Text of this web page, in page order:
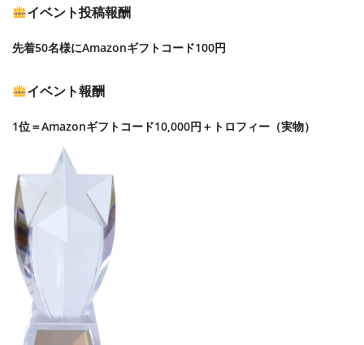
イベント投稿報酬
先着50名様にAmazonギフトコード100円
イベント報酬
1位＝Amazonギフトコード10,000円＋トロフィー（実物）